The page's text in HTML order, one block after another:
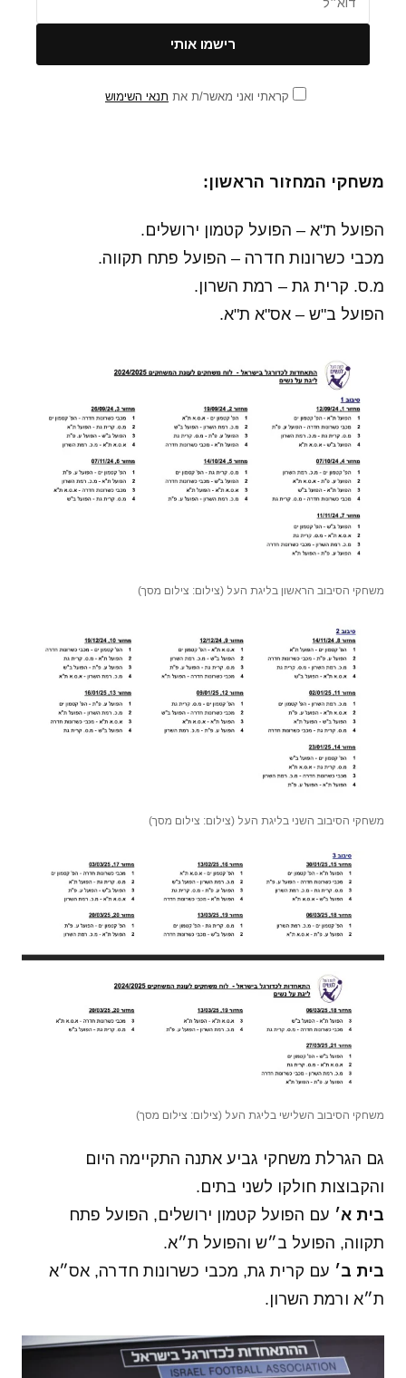
קראתי ואני מאשר/ת את תנאי השימוש
משחקי המחזור הראשון:
הפועל ת"א – הפועל קטמון ירושלים.
מכבי כשרונות חדרה – הפועל פתח תקווה.
מ.ס. קרית גת – רמת השרון.
הפועל ב"ש – אס"א ת"א.
משחקי הסיבוב הראשון בליגת העל (צילום: צילום מסך)
משחקי הסיבוב השני בליגת העל (צילום: צילום מסך)
משחקי הסיבוב השלישי בליגת העל (צילום: צילום מסך)
גם הגרלת משחקי גביע אתנה התקיימה היום
והקבוצות חולקו לשני בתים.
בית א׳ עם הפועל קטמון ירושלים, הפועל פתח
תקווה, הפועל ב״ש והפועל ת״א.
בית ב׳ עם קרית גת, מכבי כשרונות חדרה, אס״א
ת״א ורמת השרון.